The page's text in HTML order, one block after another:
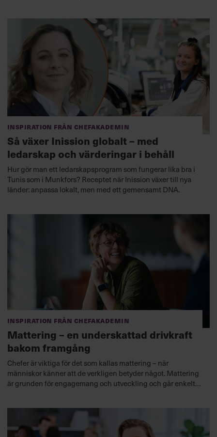
Inspiration från Chefakademin
Så växer Inission globalt – med
ledarskap och värderingar i behåll
Hur gör man ett ledarskapsprogram som fungerar lika bra i
Tunis som i Munkfors? Receptet när Inission växer till nya
länder: anpassa lokalt, men med ett gemensamt DNA.
Inspiration från Chefakademin
Mattering – en underskattad drivkraft
bakom framgång
Chefer är viktiga för det som kallas mattering – när
människor känner att de verkligen betyder något. Mattering
är grunden för engagemang och utveckling och går enkelt